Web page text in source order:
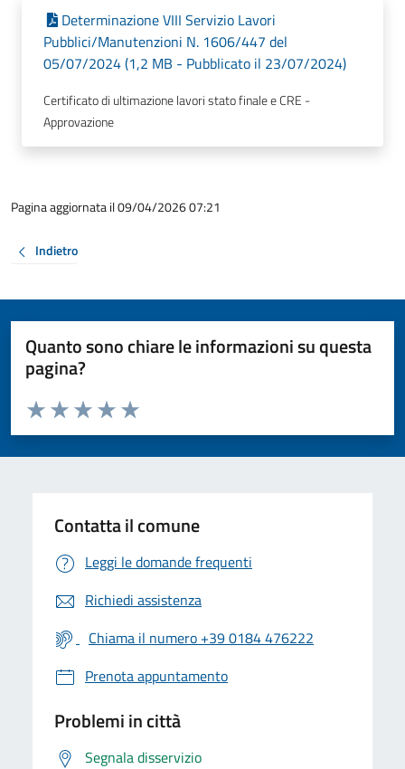
Determinazione VIII Servizio Lavori
Pubblici/Manutenzioni N. 1606/447 del
05/07/2024 (1,2 MB - Pubblicato il 23/07/2024)
Certificato di ultimazione lavori stato finale e CRE -
Approvazione
Pagina aggiornata il 09/04/2026 07:21
Indietro
Quanto sono chiare le informazioni su questa
pagina?
Valuta da 1 a 5 stelle la pagina
Valuta 5 stelle su 5
Valuta 4 stelle su 5
Valuta 3 stelle su 5
Valuta 2 stelle su 5
Valuta 1 stelle su 5
Contatta il comune
Leggi le domande frequenti
Richiedi assistenza
Chiama il numero +39 0184 476222
Prenota appuntamento
Problemi in città
Segnala disservizio